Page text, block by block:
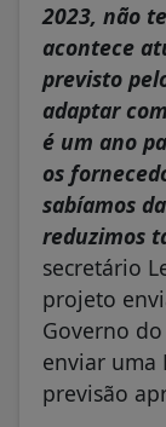
2023, não
acontece
previsto
adaptar
é um ano
os
sabíamos
reduzimos
secretário
projeto
Governo
enviar uma
previsão